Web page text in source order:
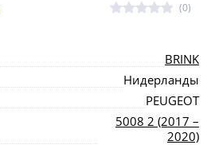
(0)
BRINK
Нидерланды
PEUGEOT
5008 2 (2017 –
2020)